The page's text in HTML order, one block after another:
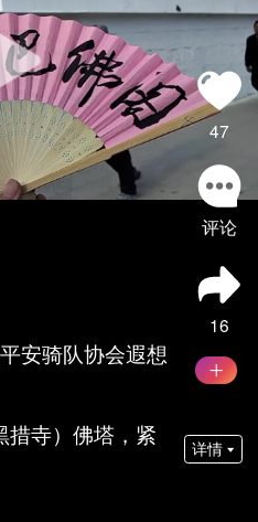
47
评论
16
安骑队协会遐想
措寺）佛塔，紧
详情